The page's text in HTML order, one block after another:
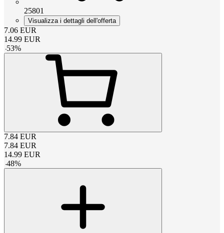
25801
Visualizza i dettagli dell'offerta
7.06 EUR
14.99 EUR
-53%
7.84 EUR
7.84 EUR
14.99 EUR
-48%